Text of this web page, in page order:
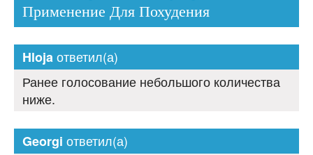
Применение Для Похудения
Hlojaответил(а)
Ранее голосование небольшого количества
ниже.
Georgi ответил(а)